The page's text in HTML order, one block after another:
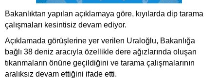
Bakanlıktan yapılan açıklamaya göre, kıyılarda dip tarama
çalışmaları kesintisiz devam ediyor.
Açıklamada görüşlerine yer verilen Uraloğlu, Bakanlığa
bağlı 38 deniz aracıyla özellikle dere ağızlarında oluşan
tıkanmaların önüne geçildiğini ve tarama çalışmalarının
aralıksız devam ettiğini ifade etti.